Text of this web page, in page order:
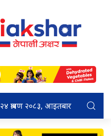
२४ श्रावण २०८३, आइतबार